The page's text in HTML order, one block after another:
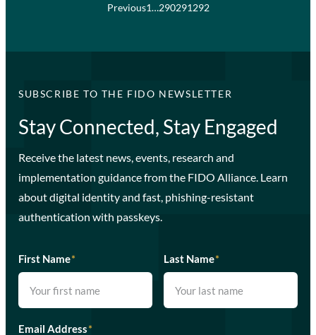
Previous1…290291292
SUBSCRIBE TO THE FIDO NEWSLETTER
Stay Connected, Stay Engaged
Receive the latest news, events, research and
implementation guidance from the FIDO Alliance. Learn
about digital identity and fast, phishing-resistant
authentication with passkeys.
First Name* Last Name*
Email Address*